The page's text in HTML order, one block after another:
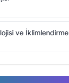
ve İklimlendirme